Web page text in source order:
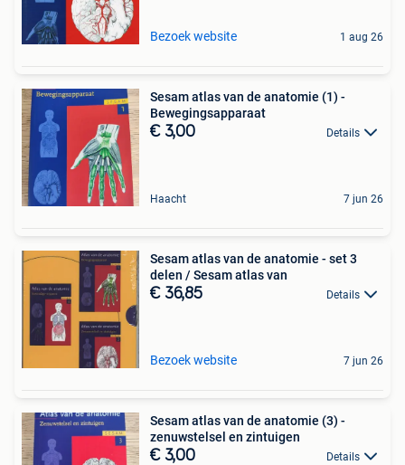
Bezoek website 1 aug 26
Sesam atlas van de anatomie (1) -
Bewegingsapparaat
€ 3,00 Details
Haacht 7 jun 26
Sesam atlas van de anatomie - set 3
delen / Sesam atlas van
€ 36,85 Details
Bezoek website 7 jun 26
Sesam atlas van de anatomie (3) -
zenuwstelsel en zintuigen
€ 3,00 Details